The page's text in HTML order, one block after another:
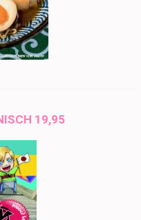
19,95